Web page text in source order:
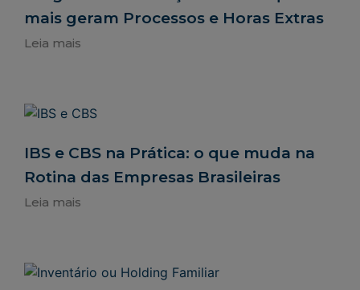
mais geram Processos e Horas Extras
Leia mais
IBS e CBS na Prática: o que muda na
Rotina das Empresas Brasileiras
Leia mais